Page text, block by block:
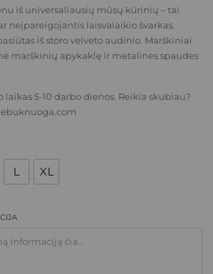
iš universaliausių mūsų kūrinių – tai
neįpareigojantis laisvalaikio švarkas.
iš storo velveto audinio. Marškiniai
marškinių apykaklę ir metalines spaudes
5-10 darbo dienos. Reikia skubiau?
L XL